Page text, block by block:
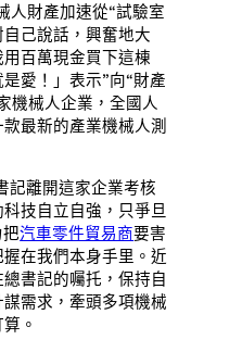
人財產加速從“試驗室
己說話，興奮地大
百萬現金買下這棟
愛！」表示”向“財產
機械人企業，全國人
最新的產業機械人測
記離開這家企業考核
技自立自強，只爭旦
把汽車零件貿易商要害
在我們本身手里。近
書記的囑托，保持自
需求，牽頭多項機械
。